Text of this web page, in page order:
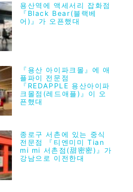
용산역에 액세서리 잡화점
『Black Bear(블랙베
어)』가 오픈했대
『용산 아이파크몰』에 애
플파이 전문점
『REDAPPLE 용산아이파
크몰점(레드애플)』이 오
픈했대
종로구 서촌에 있는 중식
전문점 『티엔미미 Tian
mi mi 서촌점(甜密密)』가
강남으로 이전한대